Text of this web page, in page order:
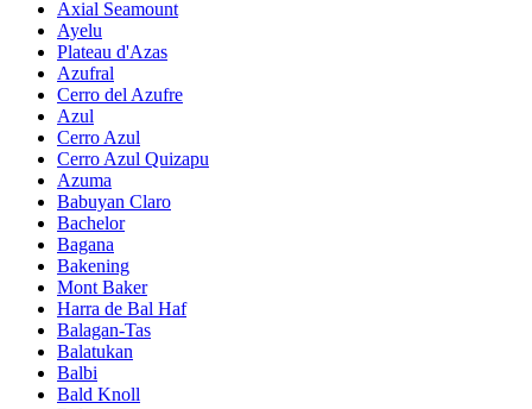
Axial Seamount
Ayelu
Plateau d'Azas
Azufral
Cerro del Azufre
Azul
Cerro Azul
Cerro Azul Quizapu
Azuma
Babuyan Claro
Bachelor
Bagana
Bakening
Mont Baker
Harra de Bal Haf
Balagan-Tas
Balatukan
Balbi
Bald Knoll